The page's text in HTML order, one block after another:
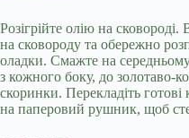
Розігрійте олію на
на сковороду та обережно
оладки. Смажте на
з кожного боку, до золотаво-
скоринки. Перекладіть
на паперовий рушник, щоб